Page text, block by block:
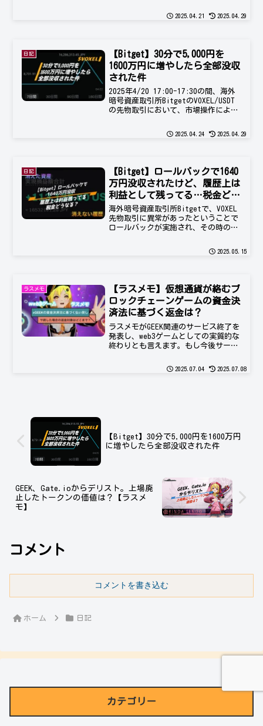
トを凍結されました。市場操作があっ
たとかで、不正な取引に関してロール
利益はどうなるのか？
2025.04.21 2025.04.29
日記
【Bitget】30分で5,000円を
1600万円に増やしたら全部没収
された件
2025年4/20 17:00-17:30の間、海外
暗号資産取引所BitgetのVOXEL/USDT
の先物取引において、市場操作による
時間で5,000円を1600万円以上に増や
したが、ロールバックにより利益を回
2025.04.24 2025.04.29
日記
【Bitget】ロールバックで1640
万円没収されたけど、履歴上は
利益として残ってる…税金どう
なる？
海外暗号資産取引所Bitgetで、VOXEL
先物取引に異常があったということで
ロールバックが実施され、その時の利
Bitgetに問い合わせをした結果につい
2025.05.15
ラスメモ
【ラスメモ】仮想通貨が絡むブ
ロックチェーンゲームの資金決
済法に基づく返金は？
ラスメモがGEEK関連のサービス終了を
発表し、web3ゲームとしての実質的な
終わりとも言えます。もし今後サービ
だ有償xGEEKについても、資金決済法
による払い戻しは可能なのか？どこま
2025.07.04 2025.07.08
【Bitget】30分で5,000円を1600万円
に増やしたら全部没収された件
GEEK、Gate.ioからデリスト。上場廃
止したトークンの価値は？【ラスメ
モ】
コメント
コメントを書き込む
ホーム 日記
カテゴリー